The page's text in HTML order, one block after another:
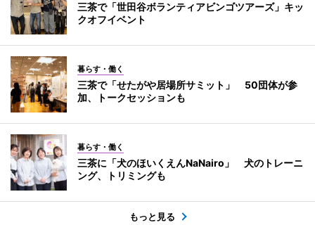
三茶で「世田谷ボランティアビンゴツアーズ」キッ
クオフイベント
暮らす・働く
三茶で「せたがや居場所サミット」 50団体が参
加、トークセッションも
暮らす・働く
三茶に「犬のほいくえんNaNairo」 犬のトレーニ
ング、トリミングも
もっと見る